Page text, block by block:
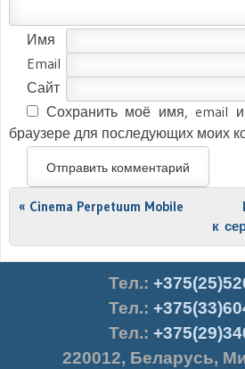
Имя
Email
Сайт
Сохранить моё имя, email
браузере для последующих моих
Post navigation
« Cinema Perpetuum Mobile
к
Тел.:
Тел.:
Тел.:
220012, Беларусь,